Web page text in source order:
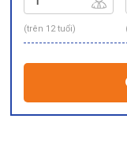
(trên 12 tuổi)